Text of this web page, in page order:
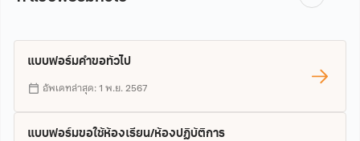
แบบฟอร์มคำขอทั่วไป
อัพเดทล่าสุด: 1 พ.ย. 2567
แบบฟอร์มขอใช้ห้องเรียน/ห้องปฏิบัติการ